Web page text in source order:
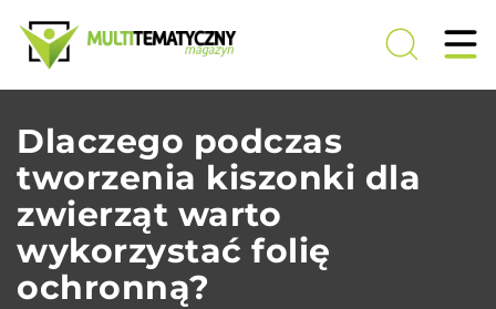
Dlaczego podczas
tworzenia kiszonki dla
zwierząt warto
wykorzystać folię
ochronną?